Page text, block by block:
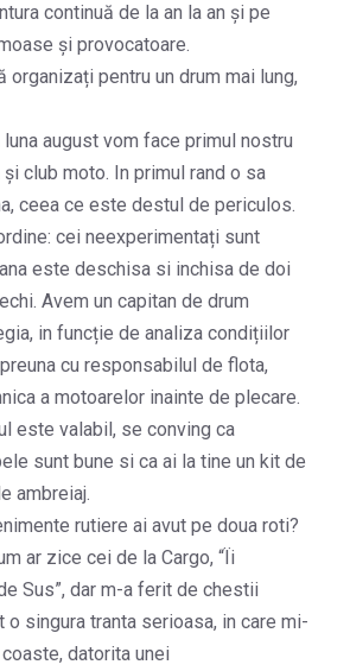
continuă de la an la an și pe
și provocatoare.
organizați pentru un drum mai lung,
luna august vom face primul nostru
și club moto. In primul rand o sa
ceea ce este destul de periculos.
cei neexperimentați sunt
este deschisa si inchisa de doi
Avem un capitan de drum
in funcție de analiza condițiilor
cu responsabilul de flota,
a motoarelor inainte de plecare.
este valabil, se conving ca
sunt bune si ca ai la tine un kit de
ambreiaj.
rutiere ai avut pe doua roti?
ar zice cei de la Cargo, “Ïi
Sus”, dar m-a ferit de chestii
o singura tranta serioasa, in care mi-
datorita unei